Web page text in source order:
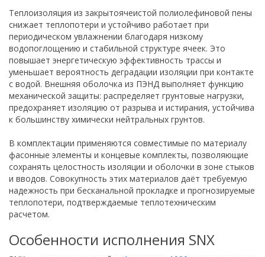
Теплоизоляция из закрытоячеистой полиолефиновой пены
снижает теплопотери и устойчиво работает при
периодическом увлажнении благодаря низкому
водопоглощению и стабильной структуре ячеек. Это
повышает энергетическую эффективность трассы и
уменьшает вероятность деградации изоляции при контакте
с водой. Внешняя оболочка из ПЭНД выполняет функцию
механической защиты: распределяет грунтовые нагрузки,
предохраняет изоляцию от разрыва и истирания, устойчива
к большинству химически нейтральных грунтов.
В комплектации применяются совместимые по материалу
фасонные элементы и концевые комплекты, позволяющие
сохранять целостность изоляции и оболочки в зоне стыков
и вводов. Совокупность этих материалов даёт требуемую
надежность при бесканальной прокладке и прогнозируемые
теплопотери, подтверждаемые теплотехническим
расчетом.
Особенности исполнения SNX